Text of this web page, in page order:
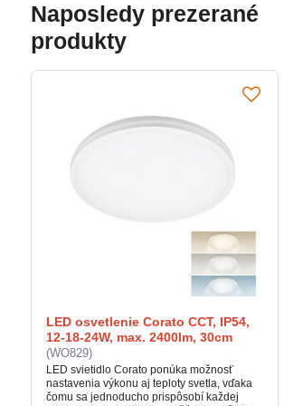
Naposledy prezerané
produkty
LED osvetlenie Corato CCT, IP54,
12-18-24W, max. 2400lm, 30cm
(WO829)
LED svietidlo Corato ponúka možnosť
nastavenia výkonu aj teploty svetla, vďaka
čomu sa jednoducho prispôsobí každej